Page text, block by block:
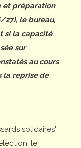
et préparation
27), le bureau,
si la capacité
sur
au cours
la reprise de
solidaires"
le